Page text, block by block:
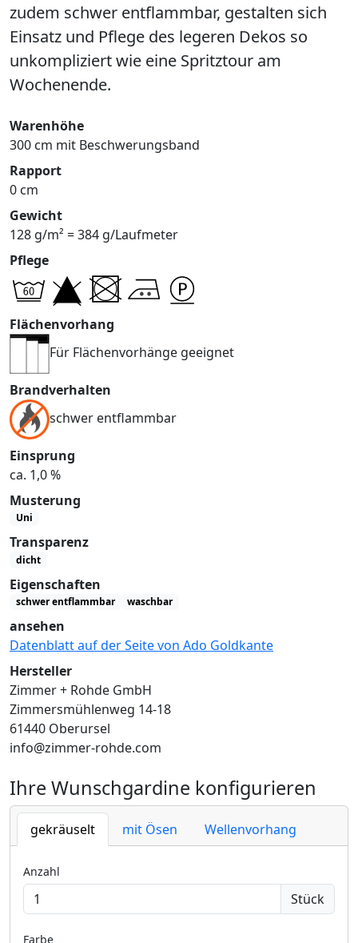
zudem schwer entflammbar, gestalten sich
Einsatz und Pflege des legeren Dekos so
unkompliziert wie eine Spritztour am
Wochenende.
Warenhöhe
300 cm mit Beschwerungsband
Rapport
0 cm
Gewicht
128 g/m² = 384 g/Laufmeter
Pflege
Flächenvorhang
Für Flächenvorhänge geeignet
Brandverhalten
schwer entflammbar
Einsprung
ca. 1,0 %
Musterung
Uni
Transparenz
dicht
Eigenschaften
schwer entflammbar waschbar
ansehen
Datenblatt auf der Seite von Ado Goldkante
Hersteller
Zimmer + Rohde GmbH
Zimmersmühlenweg 14-18
61440 Oberursel
info@zimmer-rohde.com
Ihre Wunschgardine konfigurieren
gekräuselt mit Ösen Wellenvorhang
Anzahl
Stück
Farbe